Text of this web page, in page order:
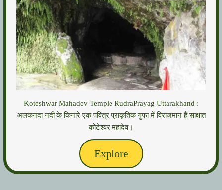
Koteshwar Mahadev Temple RudraPrayag Uttarakhand :
अलकनंदा नदी के किनारे एक पवित्र प्राकृतिक गुफा में विराजमान हैं साक्षात
कोटेश्वर महादेव।
Explore